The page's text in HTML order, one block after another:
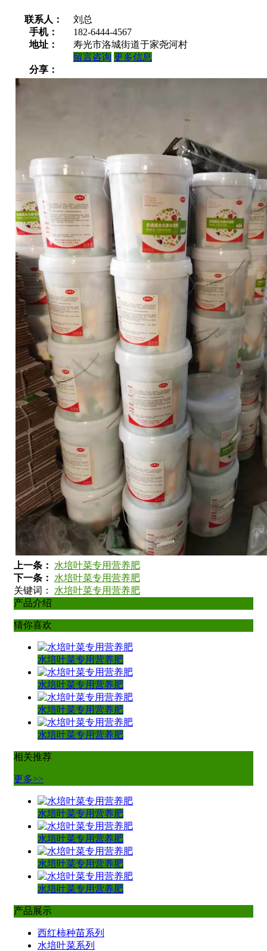
联系人：
刘总
手机：
182-6444-4567
地址：
寿光市洛城街道于家尧河村
留言咨询 更多信息
分享：
上一条：
水培叶菜专用营养肥
下一条：
水培叶菜专用营养肥
关键词： 水培叶菜专用营养肥
产品介绍
猜你喜欢
水培叶菜专用营养肥
水培叶菜专用营养肥
水培叶菜专用营养肥
水培叶菜专用营养肥
相关推荐
更多>>
水培叶菜专用营养肥
水培叶菜专用营养肥
水培叶菜专用营养肥
水培叶菜专用营养肥
产品展示
西红柿种苗系列
水培叶菜系列